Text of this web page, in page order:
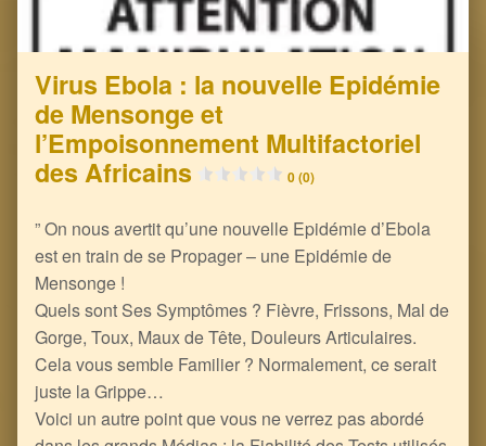
Virus Ebola : la nouvelle Epidémie
de Mensonge et
l’Empoisonnement Multifactoriel
des Africains
0 (0)
” On nous avertit qu’une nouvelle Epidémie d’Ebola
est en train de se Propager – une Epidémie de
Mensonge !
Quels sont Ses Symptômes ? Fièvre, Frissons, Mal de
Gorge, Toux, Maux de Tête, Douleurs Articulaires.
Cela vous semble Familier ? Normalement, ce serait
juste la Grippe…
Voici un autre point que vous ne verrez pas abordé